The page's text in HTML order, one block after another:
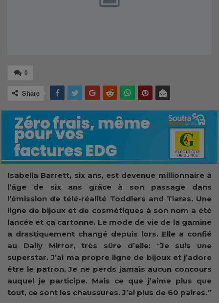
0
Share
Isabella Barrett, six ans, est devenue millionnaire à
l’âge de six ans grâce à son passage dans
l’émission de télé-réalité Toddlers and Tiaras. Une
ligne de bijoux et de cosmétiques à son nom a été
lancée et ça cartonne. Le mode de vie de la gamine
a drastiquement changé depuis lors. Elle a confié
au Daily Mirror, très sûre d’elle: ‘’Je suis une
superstar. J’ai ma propre ligne de bijoux et j’adore
être le patron. Je ne perds jamais aucun concours
auquel je participe. Mais ce que j’aime plus que
tout, ce sont les chaussures. J’ai plus de 60 paires.’’